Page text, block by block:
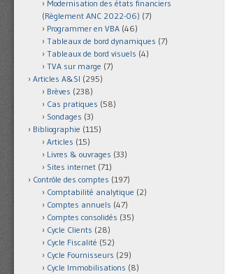
Modernisation des états financiers
(Règlement ANC 2022-06) (7)
Programmer en VBA (46)
Tableaux de bord dynamiques (7)
Tableaux de bord visuels (4)
TVA sur marge (7)
Articles A&SI (295)
Brèves (238)
Cas pratiques (58)
Sondages (3)
Bibliographie (115)
Articles (15)
Livres & ouvrages (33)
Sites internet (71)
Contrôle des comptes (197)
Comptabilité analytique (2)
Comptes annuels (47)
Comptes consolidés (35)
Cycle Clients (28)
Cycle Fiscalité (52)
Cycle Fournisseurs (29)
Cycle Immobilisations (8)